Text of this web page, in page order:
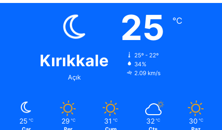
Kırıkkale
Açık
25 ℃
25º - 22º
34%
2.09 km/s
25 ℃ 29 ℃ 31 ℃ 32 ℃ 30 ℃